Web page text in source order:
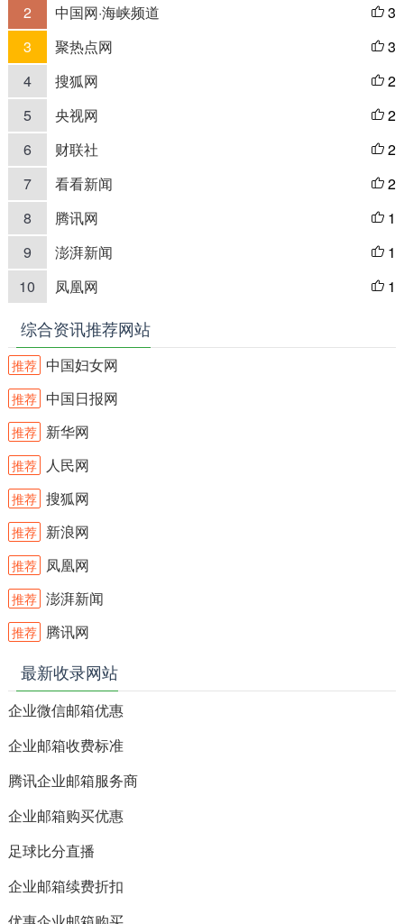
2
中国网·海峡频道  3
3
聚热点网  3
4
搜狐网  2
5
央视网  2
6
财联社  2
7
看看新闻  2
8
腾讯网  1
9
澎湃新闻  1
10
凤凰网  1
综合资讯推荐网站
推荐 中国妇女网
推荐 中国日报网
推荐 新华网
推荐 人民网
推荐 搜狐网
推荐 新浪网
推荐 凤凰网
推荐 澎湃新闻
推荐 腾讯网
最新收录网站
企业微信邮箱优惠
企业邮箱收费标准
腾讯企业邮箱服务商
企业邮箱购买优惠
足球比分直播
企业邮箱续费折扣